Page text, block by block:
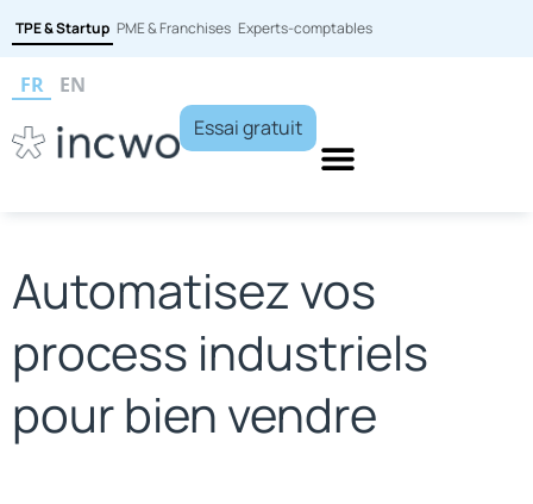
TPE & Startup PME & Franchises Experts-comptables
FR
EN
Essai gratuit
Automatisez vos
process industriels
pour bien vendre